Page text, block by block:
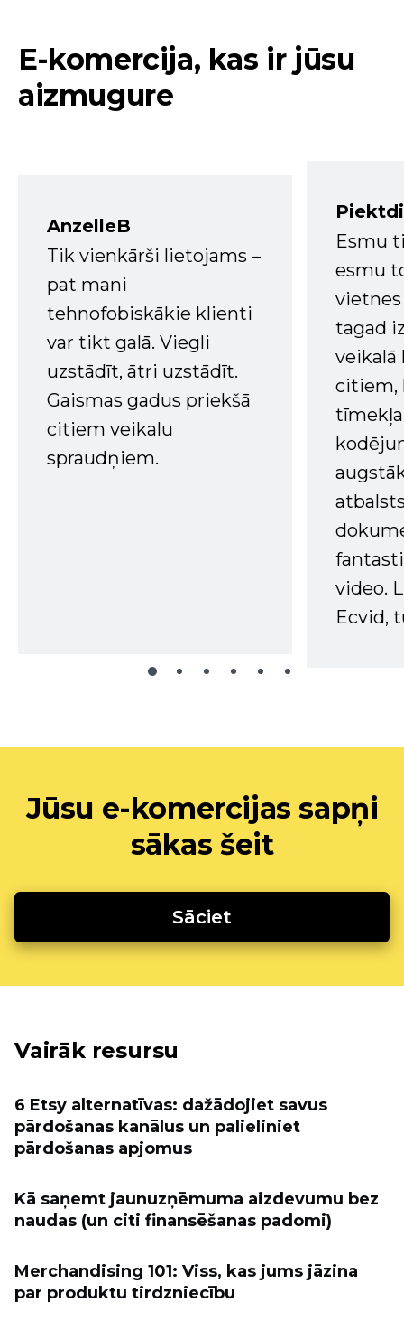
E-komercija, kas ir jūsu
aizmugure
AnzelleB
Tik vienkārši lietojams –
pat mani
tehnofobiskākie klienti
var tikt galā. Viegli
uzstādīt, ātri uzstādīt.
Gaismas gadus priekšā
citiem veikalu
spraudņiem.
Esmu
esmu
tagad
veikalā
citiem,
tīmekļa
video.
Ecvid,
Jūsu e-komercijas sapņi
sākas šeit
Sāciet
Vairāk resursu
6 Etsy alternatīvas: dažādojiet savus
pārdošanas kanālus un palieliniet
pārdošanas apjomus
Kā saņemt jaunuzņēmuma aizdevumu bez
naudas (un citi finansēšanas padomi)
Merchandising 101: Viss, kas jums jāzina
par produktu tirdzniecību